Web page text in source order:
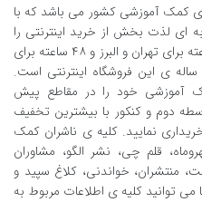
کمک آموزشی کشور می باشد که با
لذت بخش از خرید اینترنتی را
برای شما تداعی می کند. ارسال ٢٤ ساعته برای تهران و البرز و ٤٨ ساعته برای
ی این فروشگاه اینترنتی است.
آموزشی خود را در مقاطع پیش
دوم و کنکور با بیشترین تخفیف
نمایید. کلیه ی ناشران کمک
قلم چی، نشر الگو، مشاوران
منتشران، خواندنی، کلاغ سپید و
توانید کلیه ی اطلاعات مربوط به